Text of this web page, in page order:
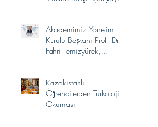
Akademimiz Yönetim
Kurulu Başkanı Prof. Dr.
Fahri Temizyürek,
Yakınlaşması İhtisas
Komitesi Üyeliğine
Seçildi.
Kazakistanlı
Öğrencilerden Türkoloji
Okuması